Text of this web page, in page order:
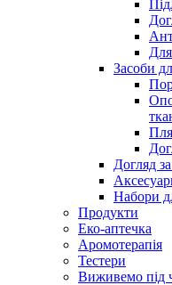
Засоби
Догляд
Набори
Продукти
Еко-аптечка
Аромотерапія
Тестери
Виживемо під